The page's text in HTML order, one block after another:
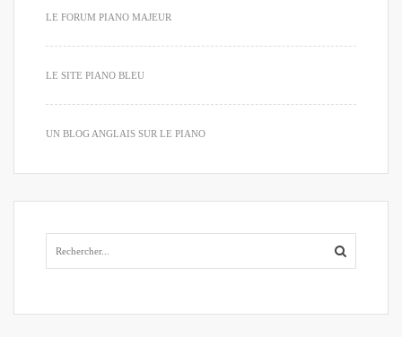
LE FORUM PIANO MAJEUR
LE SITE PIANO BLEU
UN BLOG ANGLAIS SUR LE PIANO